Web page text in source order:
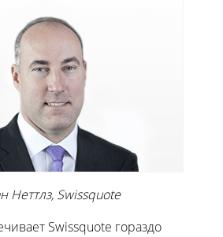
Неттлз, Swissquote
Swissquote гораздо